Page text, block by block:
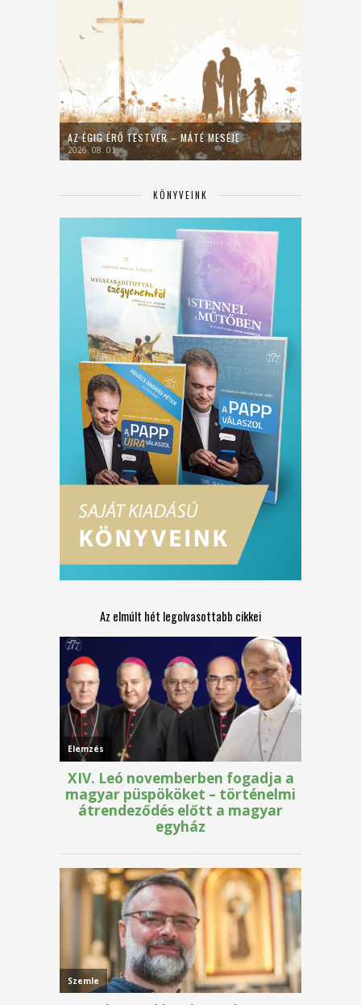
AZ ÉGIG ÉRŐ TESTVÉR – MÁTÉ MESÉJE
2026. 08. 01.
KÖNYVEINK
Az elmúlt hét legolvasottabb cikkei